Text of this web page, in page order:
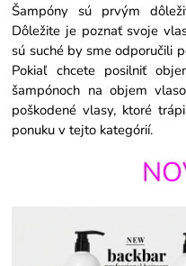
Šampóny sú prvým
Dôležite je poznať svoje
sú suché by sme odporučili
Pokiaľ chcete posilniť
šampónoch na objem
poškodené vlasy, ktoré
ponuku v tejto kategórií.